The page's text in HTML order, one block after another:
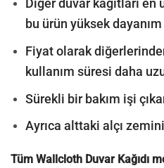
Diğer duvar kağıtları en
bu ürün yüksek
Fiyat olarak
kullanım süresi daha
Sürekli bir bakım işi
Ayrıca alttaki alçı
Tüm Wallcloth Duvar Kağıdı